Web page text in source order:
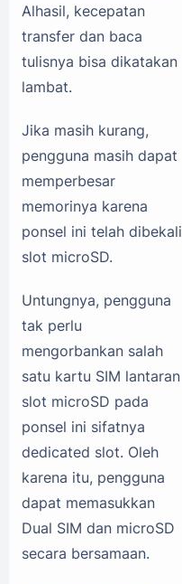
Alhasil, kecepatan
transfer dan baca
tulisnya bisa dikatakan
lambat.
Jika masih kurang,
pengguna masih dapat
memperbesar
memorinya karena
ponsel ini telah dibekali
slot microSD.
Untungnya, pengguna
tak perlu
mengorbankan salah
satu kartu SIM lantaran
slot microSD pada
ponsel ini sifatnya
dedicated slot. Oleh
karena itu, pengguna
dapat memasukkan
Dual SIM dan microSD
secara bersamaan.